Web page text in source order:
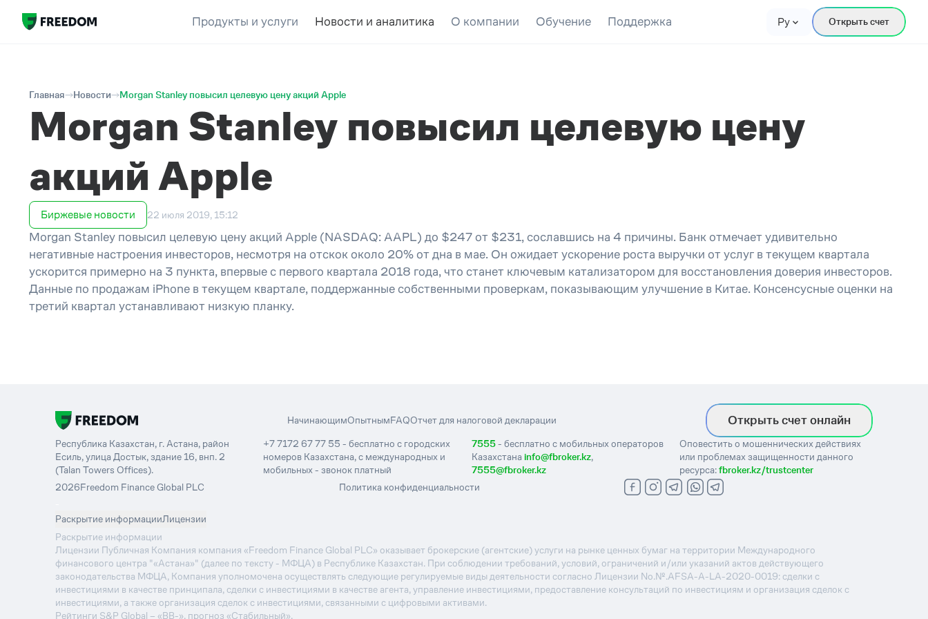
Продукты и услуги Новости и аналитика О компании Обучение Поддержка Ру Открыть счет
Главная Новости Morgan Stanley повысил целевую цену акций Apple
Morgan Stanley повысил целевую цену
акций Apple
Биржевые новости 22 июля 2019, 15:12
Morgan Stanley повысил целевую цену акций Apple (NASDAQ: AAPL) до $247 от $231, сославшись на 4 причины. Банк отмечает удивительно
негативные настроения инвесторов, несмотря на отскок около 20% от дна в мае. Он ожидает ускорение роста выручки от услуг в текущем квартала
ускорится примерно на 3 пункта, впервые с первого квартала 2018 года, что станет ключевым катализатором для восстановления доверия инвесторов.
Данные по продажам iPhone в текущем квартале, поддержанные собственными проверкам, показывающим улучшение в Китае. Консенсусные оценки на
третий квартал устанавливают низкую планку.
НачинающимОпытнымFAQОтчет для налоговой декларации Открыть счет онлайн
Республика Казахстан, г. Астана, район
Есиль, улица Достык, здание 16, внп. 2
(Talan Towers Offices).
+7 7172 67 77 55 - бесплатно с городских
номеров Казахстана, с международных и
мобильных - звонок платный
7555- бесплатно с мобильных операторов
Казахстанаinfo@fbroker.kz,
7555@fbroker.kz
Оповестить о мошеннических действиях
или проблемах защищенности данного
ресурса:fbroker.kz/trustcenter
2026Freedom Finance Global PLC
Политика конфиденциальности
Раскрытие информацииЛицензии
Раскрытие информации
Лицензии Публичная Компания компания «Freedom Finance Global PLC» оказывает брокерские (агентские) услуги на рынке ценных бумаг на территории Международного
финансового центра "«Астана»" (далее по тексту - МФЦА) в Республике Казахстан. При соблюдении требований, условий, ограничений и/или указаний актов действующего
законодательства МФЦА, Компания уполномочена осуществлять следующие регулируемые виды деятельности согласно Лицензии No.№.AFSA-A-LA-2020-0019: сделки с
инвестициями в качестве принципала, сделки с инвестициями в качестве агента, управление инвестициями, предоставление консультаций по инвестициям и организация сделок с
инвестициями, а также организация сделок с инвестициями, связанными с цифровыми активами.
Рейтинги S&P Global – «BB-», прогноз «Стабильный».